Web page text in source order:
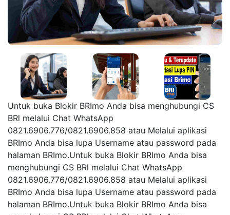
Untuk buka Blokir BRImo Anda bisa menghubungi CS
BRl melalui Chat WhatsApp
0821.6906.776/0821.6906.858 atau Melalui aplikasi
BRImo Anda bisa lupa Username atau password pada
halaman BRImo.Untuk buka Blokir BRImo Anda bisa
menghubungi CS BRl melalui Chat WhatsApp
0821.6906.776/0821.6906.858 atau Melalui aplikasi
BRImo Anda bisa lupa Username atau password pada
halaman BRImo.Untuk buka Blokir BRImo Anda bisa